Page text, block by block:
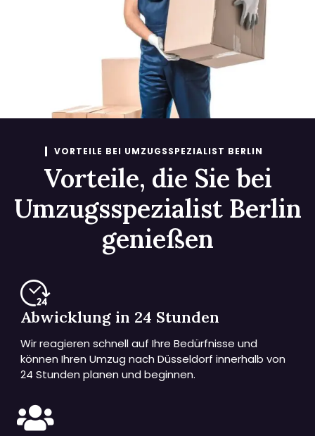
VORTEILE BEI UMZUGSSPEZIALIST BERLIN
Vorteile, die Sie bei
Umzugsspezialist Berlin
genießen
Abwicklung in 24 Stunden
Wir reagieren schnell auf Ihre Bedürfnisse und
können Ihren Umzug nach Düsseldorf innerhalb von
24 Stunden planen und beginnen.